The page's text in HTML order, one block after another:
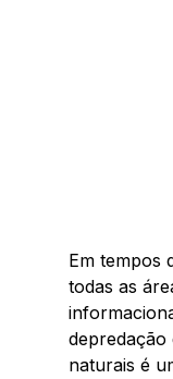
Em tempos
todas as
depredação
naturais é